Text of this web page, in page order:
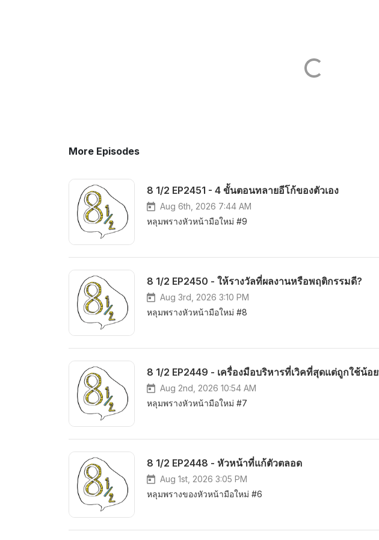
More Episodes
8 1/2 EP2451 - 4 ขั้นตอนทลายอีโก้ของตัวเอง
Aug 6th, 2026 7:44 AM
หลุมพรางหัวหน้ามือใหม่ #9
8 1/2 EP2450 - ให้รางวัลที่ผลงานหรือพฤติกรรมดี?
Aug 3rd, 2026 3:10 PM
หลุมพรางหัวหน้ามือใหม่ #8
8 1/2 EP2449 - เครื่องมือบริหารที่เวิคที่สุดแต่ถูกใช้น้อ
Aug 2nd, 2026 10:54 AM
หลุมพรางหัวหน้ามือใหม่ #7
8 1/2 EP2448 - หัวหน้าที่แก้ตัวตลอด
Aug 1st, 2026 3:05 PM
หลุมพรางของหัวหน้ามือใหม่ #6